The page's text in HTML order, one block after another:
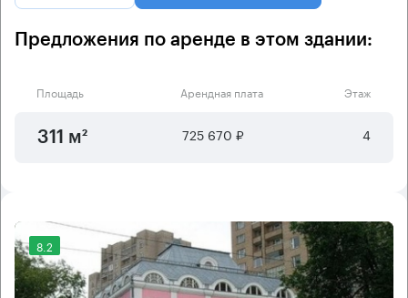
Предложения по аренде в этом здании:
Площадь Арендная плата Этаж
311 м² 725 670 ₽ 4
8.2